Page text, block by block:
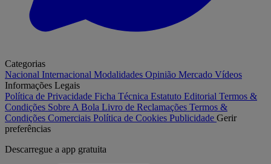
Categorias
Nacional Internacional Modalidades Opinião Mercado Vídeos
Informações Legais
Política de Privacidade Ficha Técnica Estatuto Editorial Termos &
Condições Sobre A Bola Livro de Reclamações Termos &
Condições Comerciais Política de Cookies Publicidade Gerir
preferências
Descarregue a app gratuita